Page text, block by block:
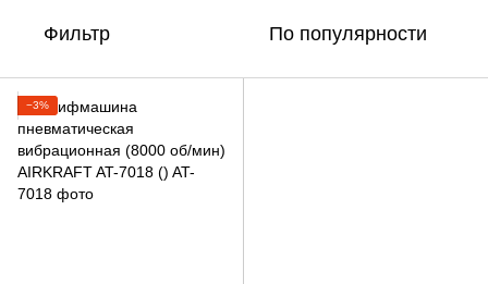
Фильтр По популярности
−3%